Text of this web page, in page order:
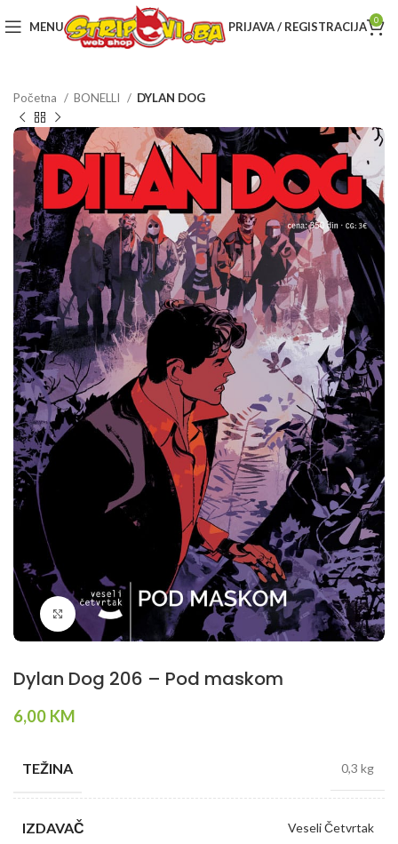
MENU PRIJAVA / REGISTRACIJA 0
Početna BONELLI DYLAN DOG
Klikni da povečaš
Dylan Dog 206 – Pod maskom
6,00 KM
TEŽINA 0,3 kg
IZDAVAČ Veseli Četvrtak